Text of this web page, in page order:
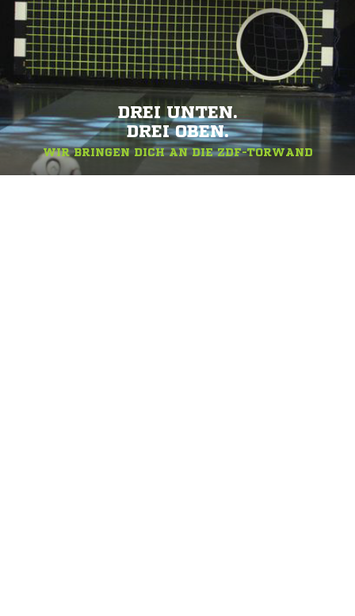
DREI UNTEN.
DREI OBEN.
WIR BRINGEN DICH AN DIE ZDF-TORWAND